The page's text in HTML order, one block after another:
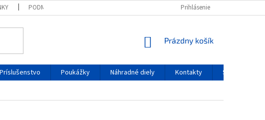
PODMIENKY OCHRANY OSOBNÝCH ÚDAJOV Prihlásenie
NÁKUPNÝ KOŠÍK
Prázdny košík
Príslušenstvo Poukážky Náhradné diely Kontakty Servis